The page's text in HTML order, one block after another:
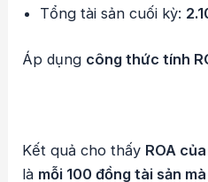
Tổng tài sản cuối kỳ:
Áp dụng công thức tính
Kết quả cho thấy ROA
là mỗi 100 đồng tài sản